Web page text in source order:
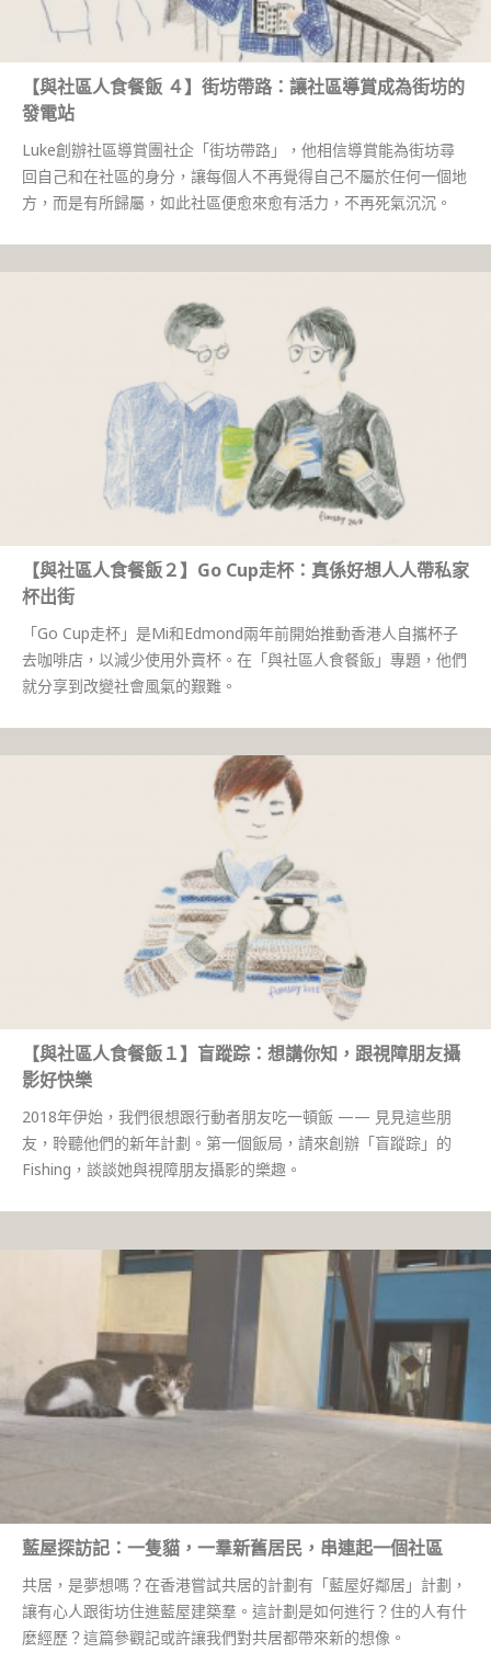
【與社區人食餐飯 ４】街坊帶路：讓社區導賞成為街坊的
發電站
Luke創辦社區導賞團社企「街坊帶路」，他相信導賞能為街坊尋
回自己和在社區的身分，讓每個人不再覺得自己不屬於任何一個地
方，而是有所歸屬，如此社區便愈來愈有活力，不再死氣沉沉。
【與社區人食餐飯２】Go Cup走杯：真係好想人人帶私家
杯出街
「Go Cup走杯」是Mi和Edmond兩年前開始推動香港人自攜杯子
去咖啡店，以減少使用外賣杯。在「與社區人食餐飯」專題，他們
就分享到改變社會風氣的艱難。
【與社區人食餐飯１】盲蹤踪：想講你知，跟視障朋友攝
影好快樂
2018年伊始，我們很想跟行動者朋友吃一頓飯 —— 見見這些朋
友，聆聽他們的新年計劃。第一個飯局，請來創辦「盲蹤踪」的
Fishing，談談她與視障朋友攝影的樂趣。
藍屋探訪記：一隻貓，一羣新舊居民，串連起一個社區
共居，是夢想嗎？在香港嘗試共居的計劃有「藍屋好鄰居」計劃，
讓有心人跟街坊住進藍屋建築羣。這計劃是如何進行？住的人有什
麼經歷？這篇參觀記或許讓我們對共居都帶來新的想像。